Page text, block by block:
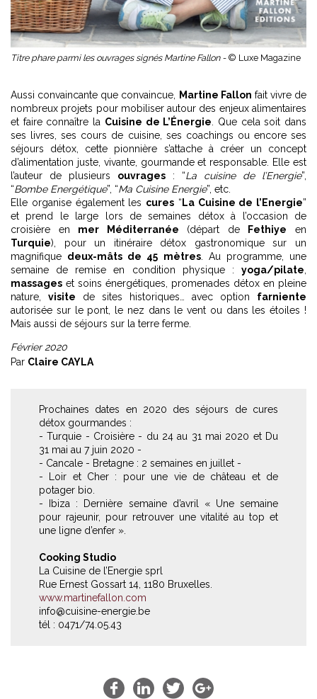
Titre phare parmi les ouvrages signés Martine Fallon - © Luxe Magazine
Aussi convaincante que convaincue, Martine Fallon fait vivre de
nombreux projets pour mobiliser autour des enjeux alimentaires
et faire connaître la Cuisine de L’Énergie. Que cela soit dans
ses livres, ses cours de cuisine, ses coachings ou encore ses
séjours détox, cette pionnière s’attache à créer un concept
d’alimentation juste, vivante, gourmande et responsable. Elle est
l’auteur de plusieurs ouvrages : “La cuisine de l’Energie”,
“Bombe Energétique”, “Ma Cuisine Energie”, etc.
Elle organise également les cures “ La Cuisine de l’Energie”
et prend le large lors de semaines détox à l’occasion de
croisière en mer Méditerranée (départ de Fethiye en
Turquie), pour un itinéraire détox gastronomique sur un
magnifique deux-mâts de 45 mètres. Au programme, une
semaine de remise en condition physique : yoga/pilate,
massages et soins énergétiques, promenades détox en pleine
nature, visite de sites historiques… avec option farniente
autorisée sur le pont, le nez dans le vent ou dans les étoiles !
Mais aussi de séjours sur la terre ferme.
Février 2020
Par Claire CAYLA
Prochaines dates en 2020 des séjours de cures
détox gourmandes :
- Turquie - Croisière - du 24 au 31 mai 2020 et Du
31 mai au 7 juin 2020 -
- Cancale - Bretagne : 2 semaines en juillet -
- Loir et Cher : pour une vie de château et de
potager bio.
- Ibiza : Dernière semaine d’avril « Une semaine
pour rajeunir, pour retrouver une vitalité au top et
une ligne d’enfer ».
Cooking Studio
La Cuisine de l’Energie sprl
Rue Ernest Gossart 14, 1180 Bruxelles.
www.martinefallon.com
info@cuisine-energie.be
tél : 0471/74.05.43